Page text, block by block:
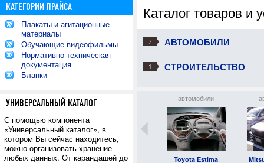
Каталог товаров и
АВТОМОБИЛИ
7
СТРОИТЕЛЬСТВО
1
автомобили
Subaru Domingo
строительство
Изготовление и
автомобили
Toyota Estima
КАТЕГОРИИ ПРАЙСА
Плакаты и агитационные
материалы
Обучающие видеофильмы
Нормативно-техническая
документация
Бланки
УНИВЕРСАЛЬНЫЙ КАТАЛОГ
С помощью компонента
«Универсальный каталог», в
котором Вы сейчас находитесь,
можно организовать хранение
любых данных. От карандашей до